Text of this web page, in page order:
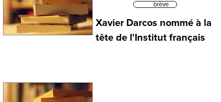
brève
Xavier Darcos nommé à la
tête de l'Institut français